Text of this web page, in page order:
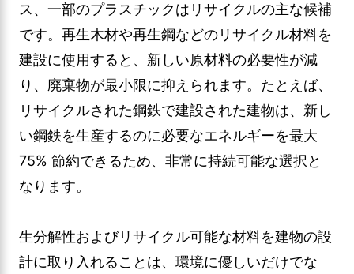
ス、一部のプラスチックはリサイクルの主な候補
です。再生木材や再生鋼などのリサイクル材料を
建設に使用すると、新しい原材料の必要性が減
り、廃棄物が最小限に抑えられます。たとえば、
リサイクルされた鋼鉄で建設された建物は、新し
い鋼鉄を生産するのに必要なエネルギーを最大
75% 節約できるため、非常に持続可能な選択と
なります。
生分解性およびリサイクル可能な材料を建物の設
計に取り入れることは、環境に優しいだけでな